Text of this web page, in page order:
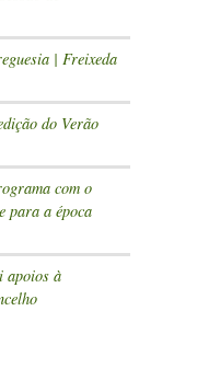
| Freixeda
do Verão
com o
para a época
apoios à